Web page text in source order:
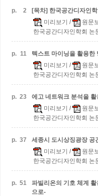
p. 2
[목차] 한국공간디자인
미리보기 / 원문
한국공간디자인학회
p. 11
텍스트 마이닝을 활용한
미리보기 / 원문
한국공간디자인학회
p. 23
에고 네트워크 분석을
미리보기 / 원문
한국공간디자인학회
p. 37
세종시 도시상징광장 공
미리보기 / 원문
한국공간디자인학회
p. 51
파빌리온의 기호 체계
으로-